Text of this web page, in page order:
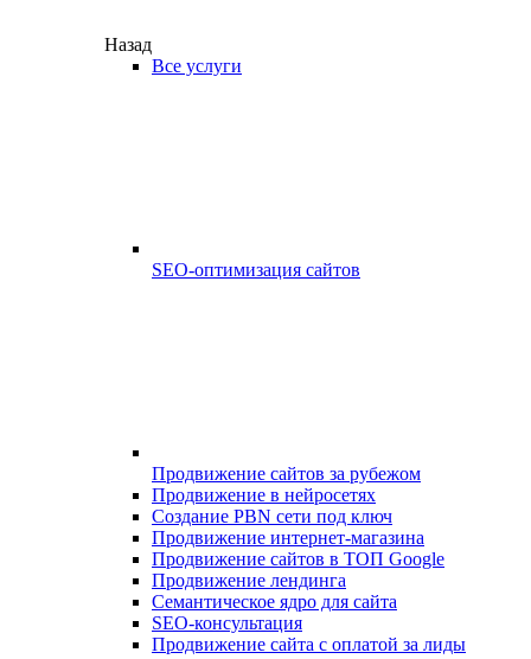
Назад
Все услуги
SEO-оптимизация сайтов
Продвижение сайтов за рубежом
Продвижение в нейросетях
Создание PBN сети под ключ
Продвижение интернет-магазина
Продвижение сайтов в ТОП Google
Продвижение лендинга
Семантическое ядро для сайта
SEO-консультация
Продвижение сайта с оплатой за лиды